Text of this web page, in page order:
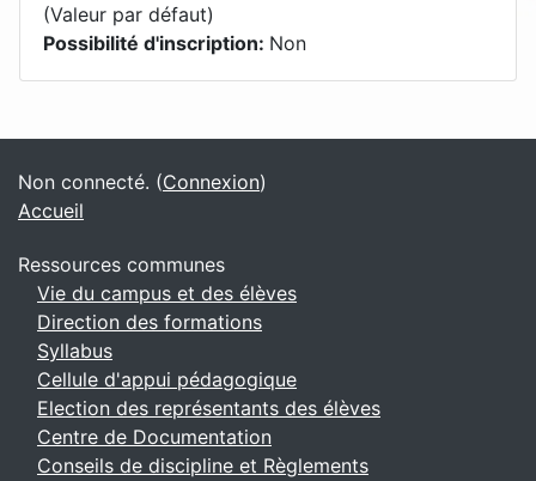
(Valeur par défaut)
Possibilité d'inscription: Non
Blocs supplémentaires
Non connecté. (Connexion)
Accueil
Ressources communes
Vie du campus et des élèves
Direction des formations
Syllabus
Cellule d'appui pédagogique
Election des représentants des élèves
Centre de Documentation
Conseils de discipline et Règlements